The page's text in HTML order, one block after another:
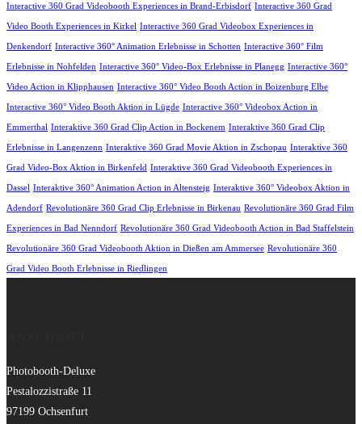
Interactive 360 Grad Videobooth Experiences in Brand-Erbisdorf Interactive 360 Grad
Video Booth Experiences in Kirkel Interactive 360 Grad Videobox Experiences in
Denkendorf Interactive 360° Animation Erlebnisse in Schotten Interactive 360° Film
Erlebnisse in Nohfelden Interactive 360° Video-Box Erlebnisse in Planegg Interactive 360°
Video Action in Klipphausen Interactive 360° Video Booth Action in Boizenburg Elbe
Interactive 360° Video Booth Aktion in Lügde Interactive 360° Videobox Action in
Emmerthal Interaktive 360 Grad Clip Action in Bockenem Interaktive 360 Grad Clip
Erlebnisse in Langenzenn Interaktive 360 Grad Movie Aktion in Zschopau Interaktive 360
Grad Video-Box Aktion in Birkenfeld Interaktive 360 Grad Videobooth Experiences in
Dassel Interaktive 360° Animation Action in Altensteig Interaktive 360° Videobox Aktion in
Adendorf Revolutionäre 360 Grad Clip Erlebnisse in Birkenau Revolutionäre 360 Grad Film
Experiences in Bad Nenndorf Revolutionäre 360 Grad Videobooth Action in Bad Staffelstein
Revolutionäre 360 Grad Videobooth Aktion in Dießen am Ammersee Revolutionäre 360
Grad Video Booth Erlebnisse in Riedlingen
Photobooth-Deluxe
Pestalozzistraße 11
97199 Ochsenfurt